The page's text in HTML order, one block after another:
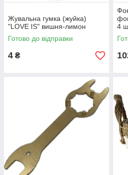
Жувальна гумка (жуйка)
"LOVE IS" вишня-лимон
Готово до відправки
4 ₴
4